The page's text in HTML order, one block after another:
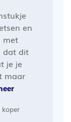
en
met
dat dit
je je
maar
koper